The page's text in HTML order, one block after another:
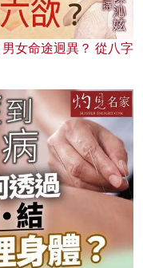
女命途迥異？ 從八字